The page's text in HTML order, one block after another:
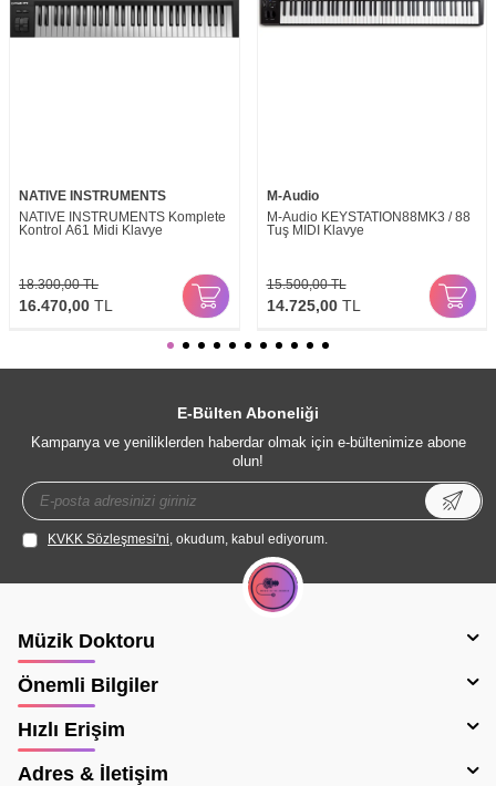
NATIVE INSTRUMENTS
NATIVE INSTRUMENTS Komplete
Kontrol A61 Midi Klavye
18.300,00TL
16.470,00 TL
M-Audio
M-Audio KEYSTATION88MK3 / 88
Tuş MIDI Klavye
15.500,00TL
14.725,00TL
E-Bülten Aboneliği
Kampanya ve yeniliklerden haberdar olmak için e-bültenimize abone
olun!
KVKK Sözleşmesi'ni, okudum, kabul ediyorum.
Müzik Doktoru
Önemli Bilgiler
Hızlı Erişim
Adres & İletişim